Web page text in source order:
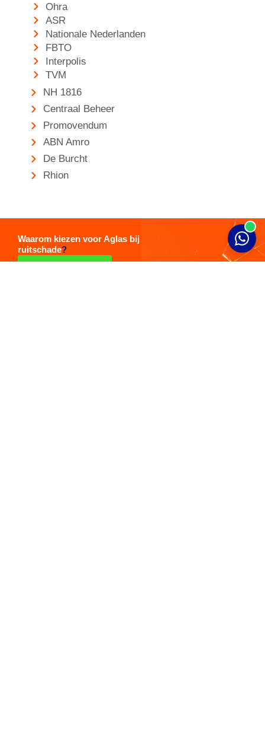
Ohra
ASR
Nationale Nederlanden
FBTO
Interpolis
TVM
NH 1816
Centraal Beheer
Promovendum
ABN Amro
De Burcht
Rhion
Waarom kiezen voor Aglas bij
ruitschade?